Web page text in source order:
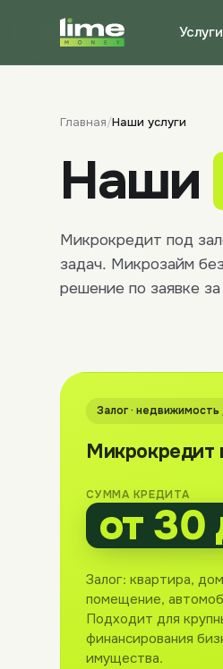
Услуги
Главная/Наши услуги
Наши
Микрокредит под
задач. Микрозайм
решение по заявке
Залог ·
Микрокредит
СУММА КРЕДИТА
от 30
Залог: квартира,
помещение,
Подходит для
финансирования
имущества.